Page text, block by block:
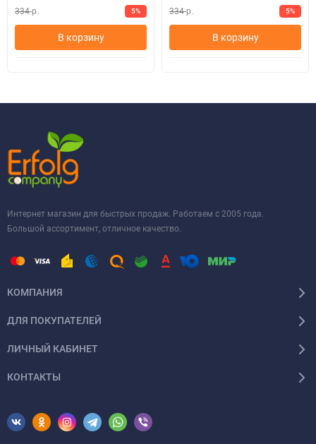
334р. 5%
В корзину
334р. 5%
В корзину
Интернет магазин для быстрых продаж. Работаем с 2005 года.
Большой ассортимент, отличное качество.
КОМПАНИЯ
ДЛЯ ПОКУПАТЕЛЕЙ
ЛИЧНЫЙ КАБИНЕТ
КОНТАКТЫ